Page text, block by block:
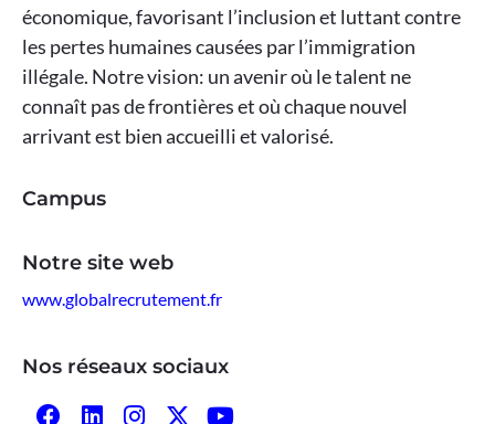
économique, favorisant l’inclusion et luttant contre
les pertes humaines causées par l’immigration
illégale. Notre vision: un avenir où le talent ne
connaît pas de frontières et où chaque nouvel
arrivant est bien accueilli et valorisé.
Campus
Notre site web
www.globalrecrutement.fr
Nos réseaux sociaux